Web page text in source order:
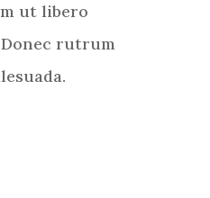
ut libero
rutrum